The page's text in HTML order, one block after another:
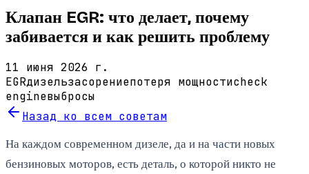
Клапан EGR: что делает, почему
забивается и как решить проблему
11 июня 2026 г.
EGRдизельзасорениепотеря мощностиcheck
engineвыбросы
Назад ко всем советам
На каждом современном дизеле, да и на части новых
бензиновых моторов, есть деталь, о которой никто не